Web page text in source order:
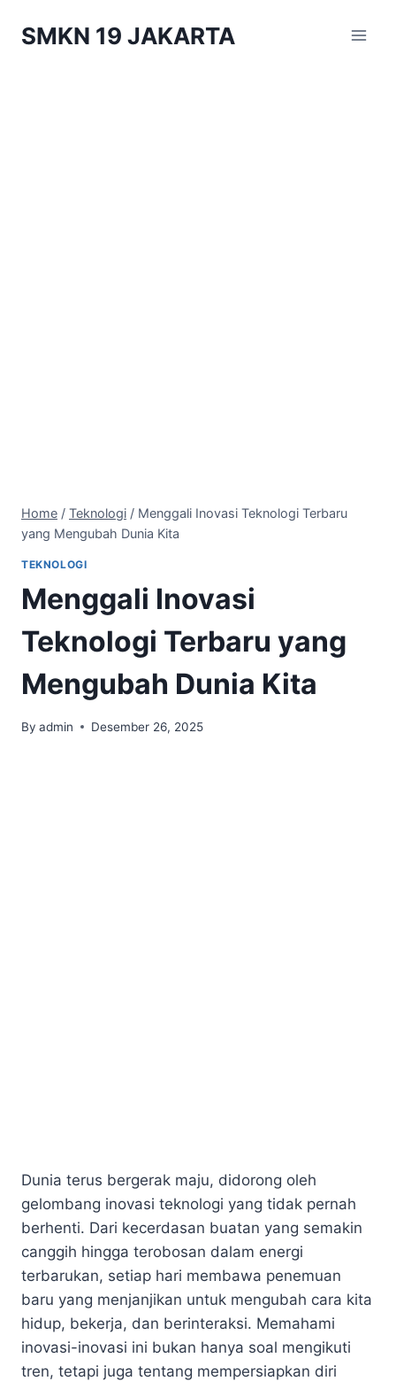
SMKN 19 JAKARTA
Home / Teknologi / Menggali Inovasi Teknologi Terbaru
yang Mengubah Dunia Kita
TEKNOLOGI
Menggali Inovasi
Teknologi Terbaru yang
Mengubah Dunia Kita
By admin Desember 26, 2025
Dunia terus bergerak maju, didorong oleh
gelombang inovasi teknologi yang tidak pernah
berhenti. Dari kecerdasan buatan yang semakin
canggih hingga terobosan dalam energi
terbarukan, setiap hari membawa penemuan
baru yang menjanjikan untuk mengubah cara kita
hidup, bekerja, dan berinteraksi. Memahami
inovasi-inovasi ini bukan hanya soal mengikuti
tren, tetapi juga tentang mempersiapkan diri